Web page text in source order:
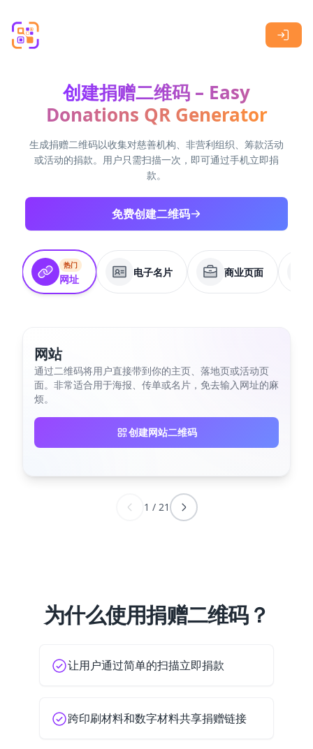
创建捐赠二维码 – Easy
Donations QR Generator
生成捐赠二维码以收集对慈善机构、非营利组织、筹款活动
或活动的捐款。用户只需扫描一次，即可通过手机立即捐
款。
免费创建二维码
热门
网址
电子名片 商业页面
网站
通过二维码将用户直接带到你的主页、落地页或活动页
面。非常适合用于海报、传单或名片，免去输入网址的麻
烦。
创建网站二维码
1 / 21
为什么使用捐赠二维码？
让用户通过简单的扫描立即捐款
跨印刷材料和数字材料共享捐赠链接